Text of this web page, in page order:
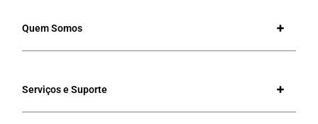
Quem Somos
Serviços e Suporte